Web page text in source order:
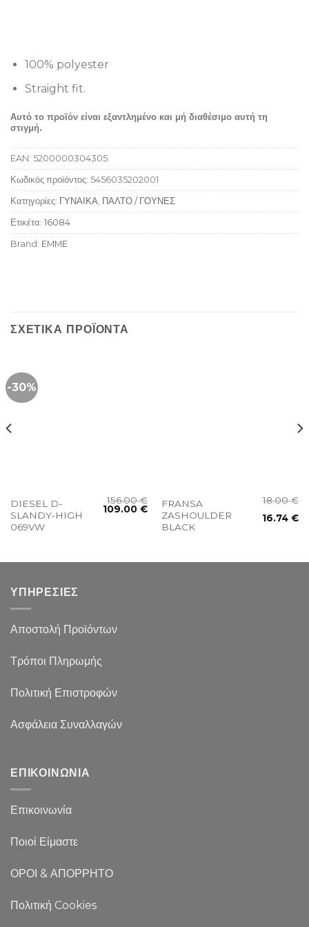
100% polyester
Straight fit.
Αυτό το προϊόν είναι εξαντλημένο και μή διαθέσιμο αυτή τη
στιγμή.
EAN: 5200000304305
Κωδικός προϊόντος: 5456035202001
Κατηγορίες: ΓΥΝΑΙΚΑ, ΠΑΛΤΟ / ΓΟΥΝΕΣ
Ετικέτα: 16084
Brand: EMME
ΣΧΕΤΙΚΆ ΠΡΟΪΌΝΤΑ
-30%
DIESEL D-
SLANDY-HIGH
069VW
156.00€
109.00€
FRANSA
ZASHOULDER
BLACK
18.00€
16.74€
ΥΠΗΡΕΣΙΕΣ
Αποστολή Προϊόντων
Τρόποι Πληρωμής
Πολιτική Επιστροφών
Ασφάλεια Συναλλαγών
ΕΠΙΚΟΙΝΩΝΙΑ
Επικοινωνία
Ποιοί Είμαστε
ΟΡΟΙ & ΑΠΟΡΡΗΤΟ
Πολιτική Cookies